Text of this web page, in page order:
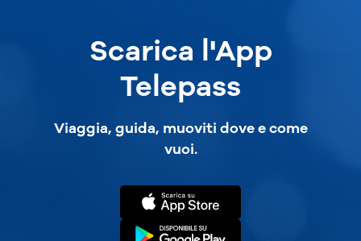
Scarica l'App
Telepass
Viaggia, guida, muoviti dove e come
vuoi.